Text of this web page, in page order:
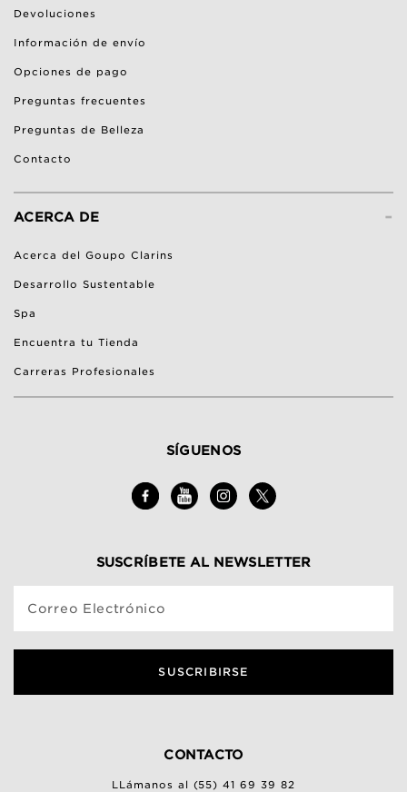
Devoluciones
Información de envío
Opciones de pago
Preguntas frecuentes
Preguntas de Belleza
Contacto
-
ACERCA DE
Acerca del Goupo Clarins
Desarrollo Sustentable
Spa
Encuentra tu Tienda
Carreras Profesionales
SÍGUENOS
SUSCRÍBETE AL NEWSLETTER
Correo Electrónico
SUSCRIBIRSE
CONTACTO
LLámanos al (55) 41 69 39 82